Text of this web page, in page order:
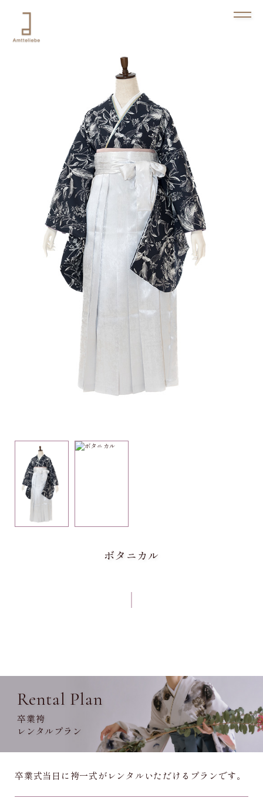
ボタニカル
Rental Plan
卒業袴
レンタルプラン
卒業式当日に袴一式がレンタルいただけるプランです。